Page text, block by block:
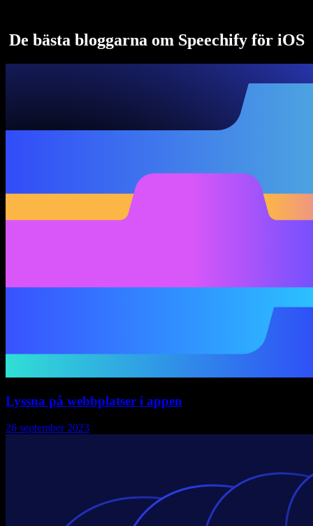
Speechify för utvecklare
De bästa bloggarna om Speechify för iOS
Lyssna på webbplatser i appen
26 september 2023